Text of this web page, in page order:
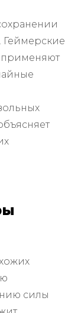
Геймерские
применяют
силы